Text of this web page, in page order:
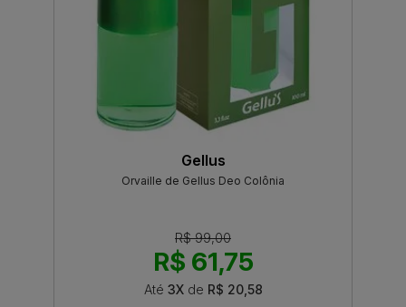
Gellus
Orvaille de Gellus Deo Colônia
R$ 99,00
R$ 61,75
Até 3Xde R$ 20,58